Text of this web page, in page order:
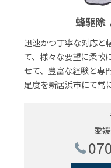
蜂駆除
迅速かつ丁寧な対応と
て、様々な要望に柔軟
せて、豊富な経験と専
足度を新居浜市にて常
愛